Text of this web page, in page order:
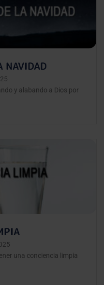
NAVIDAD
y alabando a Dios por
una conciencia limpia